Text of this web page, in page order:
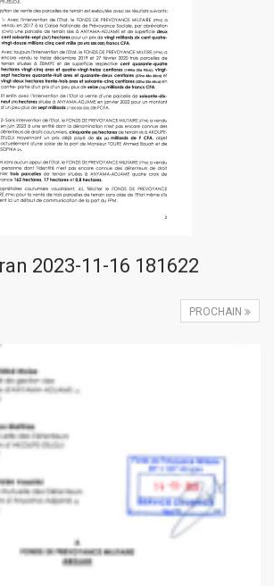
2023-11-16 181622
PROCHAIN